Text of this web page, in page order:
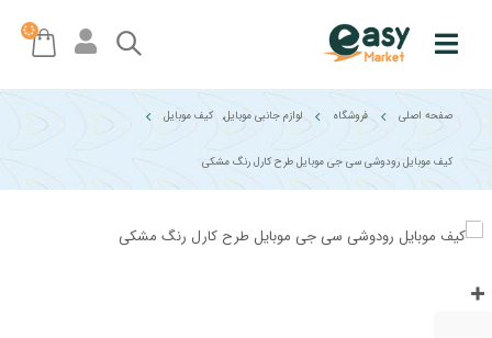
صفحه اصلی فروشگاه لوازم جانبی موبایل, کیف موبایل
کیف موبایل رودوشی سی جی موبایل طرح کارل رنگ مشکی